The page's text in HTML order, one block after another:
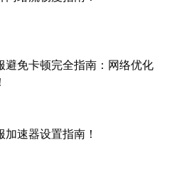
避免卡顿完全指南：网络优化
速器设置指南！